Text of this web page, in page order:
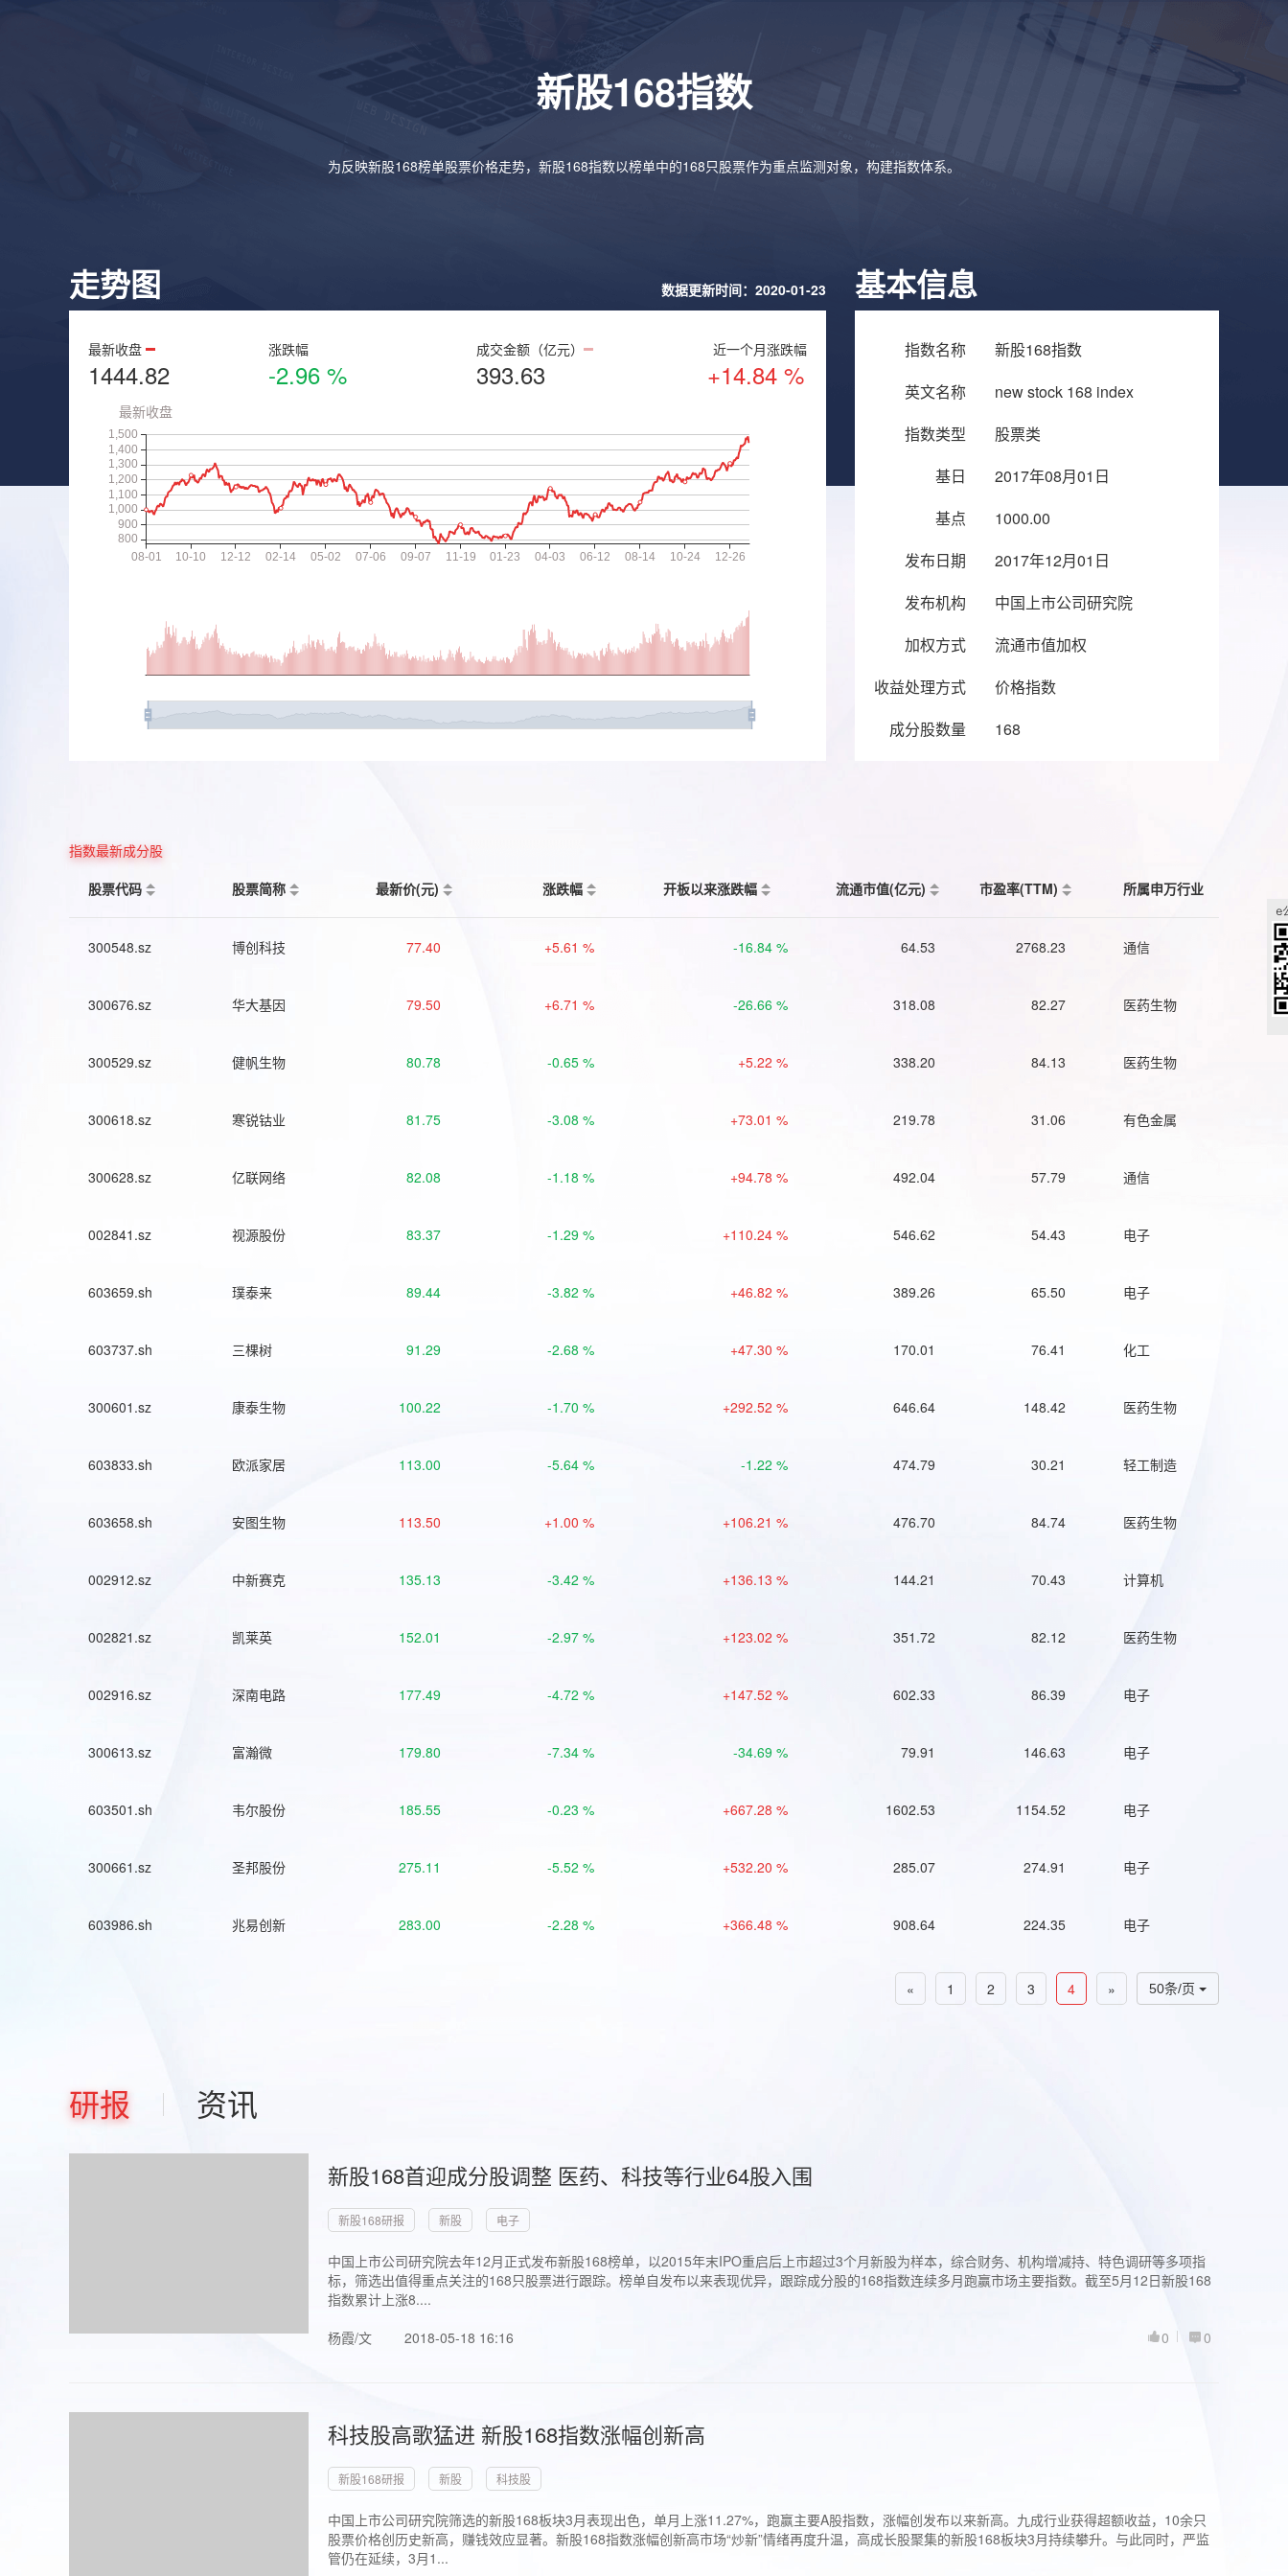
新股168指数
为反映新股168榜单股票价格走势，新股168指数以榜单中的168只股票作为重点监测对象，构建指数体系。
走势图 数据更新时间：2020-01-23
最新收盘
1444.82
涨跌幅
-2.96 %
成交金额（亿元）
393.63
近一个月涨跌幅
+14.84 %
基本信息
指数名称
新股168指数
英文名称
new stock 168 index
指数类型
股票类
基日
2017年08月01日
基点
1000.00
发布日期
2017年12月01日
发布机构
中国上市公司研究院
加权方式
流通市值加权
收益处理方式
价格指数
成分股数量
168
指数最新成分股
股票代码
股票简称 最新价(元) 涨跌幅 开板以来涨跌幅 流通市值(亿元) 市盈率(TTM) 所属申万行业
300548.sz 博创科技 77.40 +5.61 % -16.84 % 64.53 2768.23 通信
300676.sz 华大基因 79.50 +6.71 % -26.66 % 318.08 82.27 医药生物
300529.sz 健帆生物 80.78 -0.65 % +5.22 % 338.20 84.13 医药生物
300618.sz 寒锐钴业 81.75 -3.08 % +73.01 % 219.78 31.06 有色金属
300628.sz 亿联网络 82.08 -1.18 % +94.78 % 492.04 57.79 通信
002841.sz 视源股份 83.37 -1.29 % +110.24 % 546.62 54.43 电子
603659.sh 璞泰来 89.44 -3.82 % +46.82 % 389.26 65.50 电子
603737.sh 三棵树 91.29 -2.68 % +47.30 % 170.01 76.41 化工
300601.sz 康泰生物 100.22 -1.70 % +292.52 % 646.64 148.42 医药生物
603833.sh 欧派家居 113.00 -5.64 % -1.22 % 474.79 30.21 轻工制造
603658.sh 安图生物 113.50 +1.00 % +106.21 % 476.70 84.74 医药生物
002912.sz 中新赛克 135.13 -3.42 % +136.13 % 144.21 70.43 计算机
002821.sz 凯莱英 152.01 -2.97 % +123.02 % 351.72 82.12 医药生物
002916.sz 深南电路 177.49 -4.72 % +147.52 % 602.33 86.39 电子
300613.sz 富瀚微 179.80 -7.34 % -34.69 % 79.91 146.63 电子
603501.sh 韦尔股份 185.55 -0.23 % +667.28 % 1602.53 1154.52 电子
300661.sz 圣邦股份 275.11 -5.52 % +532.20 % 285.07 274.91 电子
603986.sh 兆易创新 283.00 -2.28 % +366.48 % 908.64 224.35 电子
50条/页
« 1 2 3 4 »
研报 资讯
新股168首迎成分股调整 医药、科技等行业64股入围
新股168研报 新股 电子
中国上市公司研究院去年12月正式发布新股168榜单，以2015年末IPO重启后上市超过3个月新股为样本，综合财务、机构增减持、特色调研等多项指
标，筛选出值得重点关注的168只股票进行跟踪。榜单自发布以来表现优异，跟踪成分股的168指数连续多月跑赢市场主要指数。截至5月12日新股168
指数累计上涨8....
杨霞/文
2018-05-18 16:16 0
0
科技股高歌猛进 新股168指数涨幅创新高
新股168研报 新股 科技股
中国上市公司研究院筛选的新股168板块3月表现出色，单月上涨11.27%，跑赢主要A股指数，涨幅创发布以来新高。九成行业获得超额收益，10余只
股票价格创历史新高，赚钱效应显著。新股168指数涨幅创新高市场“炒新”情绪再度升温，高成长股聚集的新股168板块3月持续攀升。与此同时，严监
管仍在延续，3月1...